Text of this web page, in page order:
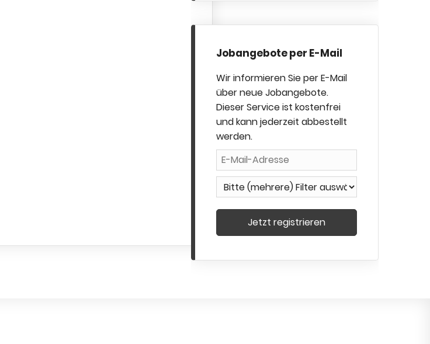
Jobangebote per E-Mail
Wir informieren Sie per E-Mail
über neue Jobangebote.
Dieser Service ist kostenfrei
und kann jederzeit abbestellt
werden.